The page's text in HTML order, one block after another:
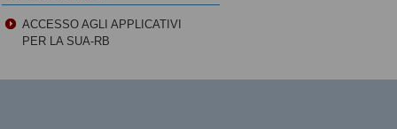
ACCESSO AGLI APPLICATIVI
PER LA SUA-RB